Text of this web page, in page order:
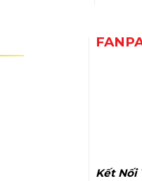
Kết Nối